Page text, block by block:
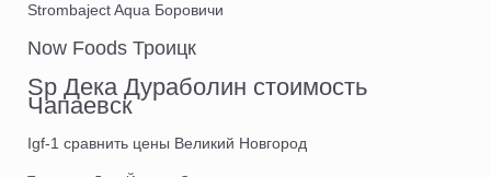
Strombaject Aqua Боровичи
Now Foods Троицк
Sp Дека Дураболин стоимость
Чапаевск
Igf-1 сравнить цены Великий Новгород